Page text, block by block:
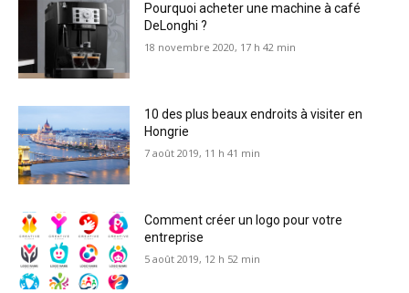
Pourquoi acheter une machine à café
DeLonghi ?
18 novembre 2020, 17 h 42 min
10 des plus beaux endroits à visiter en
Hongrie
7 août 2019, 11 h 41 min
Comment créer un logo pour votre
entreprise
5 août 2019, 12 h 52 min